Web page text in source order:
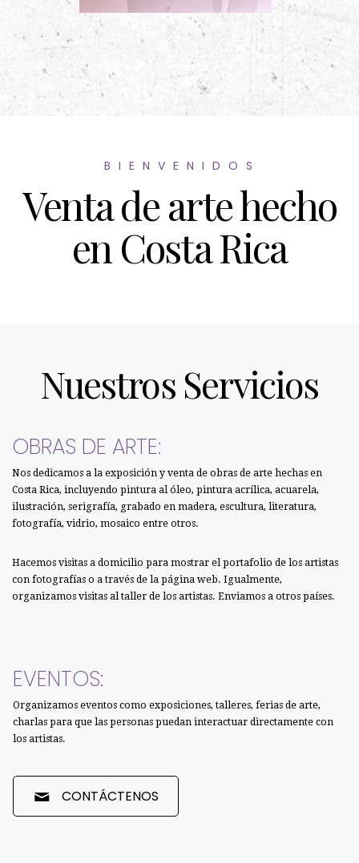
B I E N V E N I D O S
Venta de arte hecho
en Costa Rica
Nuestros Servicios
OBRAS DE ARTE:
Nos dedicamos a la exposición y venta de obras de arte hechas en
Costa Rica, incluyendo pintura al óleo, pintura acrílica, acuarela,
ilustración, serigrafía, grabado en madera, escultura, literatura,
fotografía, vidrio, mosaico entre otros.
Hacemos visitas a domicilio para mostrar el portafolio de los artistas
con fotografías o a través de la página web. Igualmente,
organizamos visitas al taller de los artistas. Enviamos a otros países.
EVENTOS:
Organizamos eventos como exposiciones, talleres, ferias de arte,
charlas para que las personas puedan interactuar directamente con
los artistas.
CONTÁCTENOS